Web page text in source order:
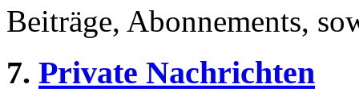
Beiträge, Abonnements,
7. Private Nachrichten